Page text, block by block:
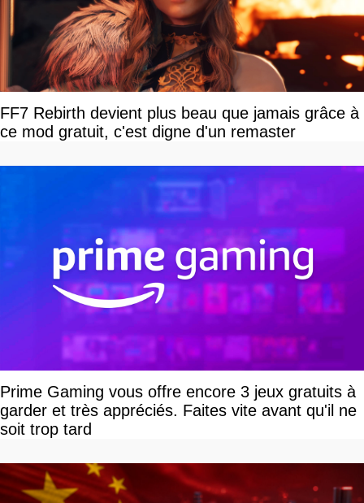
FF7 Rebirth devient plus beau que jamais grâce à
ce mod gratuit, c'est digne d'un remaster
Prime Gaming vous offre encore 3 jeux gratuits à
garder et très appréciés. Faites vite avant qu'il ne
soit trop tard